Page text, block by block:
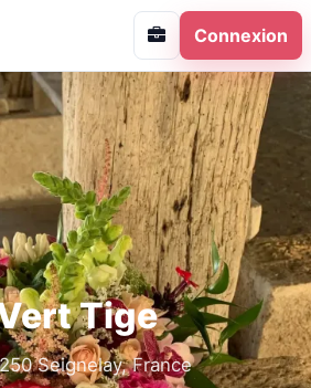
Connexion
Tige
Seignelay, France